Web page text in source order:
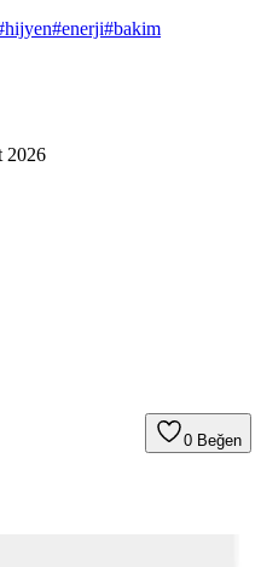
hijyen#enerji#bakim
2026
0 Beğen